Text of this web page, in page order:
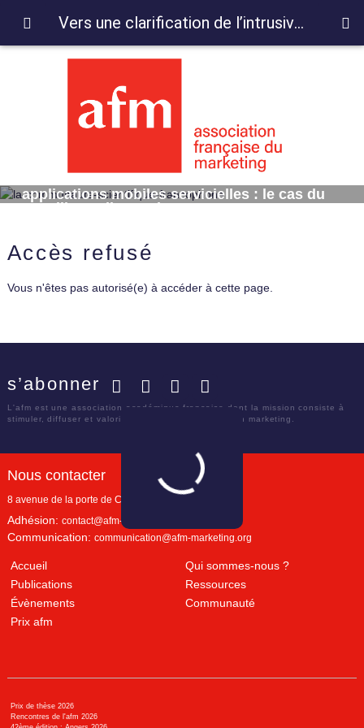
applications mobiles servicielles : le cas du
gaspillage alimentaire
Accès refusé
Vous n'êtes pas autorisé(e) à accéder à cette page.
s’abonner
L'afm est une association académique française dont la mission consiste à
stimuler, diffuser et valoriser le savoir scientifique en marketing.
Nous contacter
8 avenue de la porte de Champerret
Adhésion: contact@afm-marketing.org
Communication: communication@afm-marketing.org
Accueil
Qui sommes-nous ?
Publications
Ressources
Évènements
Communauté
Prix afm
Prix de thèse 2026
Rencontres de l'afm 2026
Vers une clarification de l’intrusivité des applications mobiles servicielles : le cas du gaspillage alimentaire